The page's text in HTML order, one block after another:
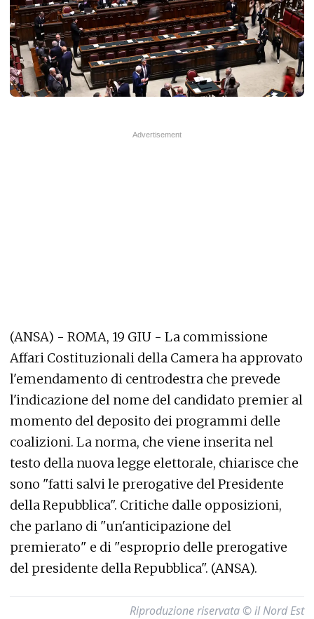
(ANSA) - ROMA, 19 GIU - La commissione
Affari Costituzionali della Camera ha approvato
l'emendamento di centrodestra che prevede
l'indicazione del nome del candidato premier al
momento del deposito dei programmi delle
coalizioni. La norma, che viene inserita nel
testo della nuova legge elettorale, chiarisce che
sono "fatti salvi le prerogative del Presidente
della Repubblica". Critiche dalle opposizioni,
che parlano di "un'anticipazione del
premierato" e di "esproprio delle prerogative
del presidente della Repubblica". (ANSA).
Riproduzione riservata © il Nord Est